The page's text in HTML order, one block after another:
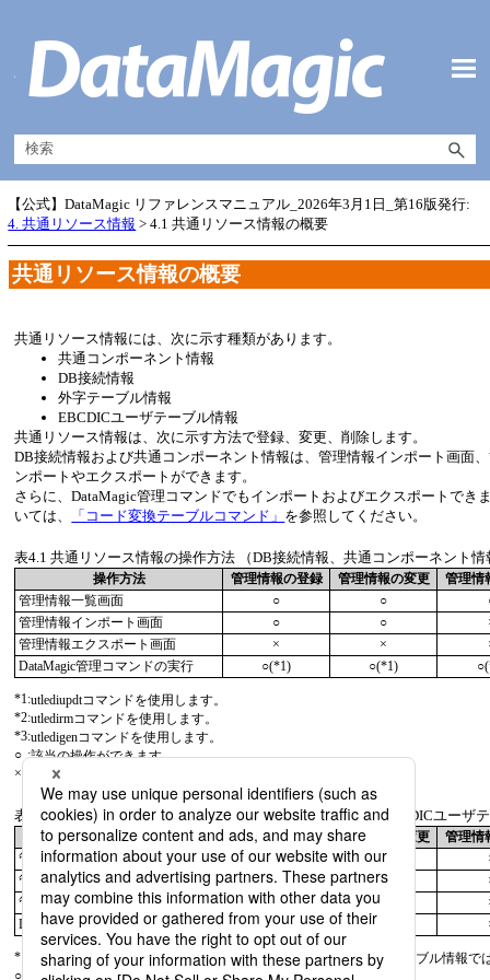
【公式】DataMagic リファレンスマニュアル_2026年3月1日_第16版発行:
4. 共通リソース情報 >4.1 共通リソース情報の概要
共通リソース情報の概要
共通リソース情報には、次に示す種類があります。
共通コンポーネント情報
DB接続情報
外字テーブル情報
EBCDICユーザテーブル情報
共通リソース情報は、次に示す方法で登録、変更、削除します。
DB接続情報および共通コンポーネント情報は、管理情報インポート画面
ンポートやエクスポートができます。
さらに、DataMagic管理コマンドでもインポートおよびエクスポートでき
いては、
「コード変換テーブルコマンド」 を参照してください。
表4.1共通リソース情報の操作方法 （DB接続情報、共通コンポーネント情
操作方法 管理情報の登録 管理情報の変更
管理情
管理情報一覧画面
○ ○
管理情報インポート画面
○ ○
管理情報エクスポート画面
× ×
DataMagic管理コマンドの実行
○(*1) ○(*1)
*1:utlediupdtコマンドを使用します。
*2:utledirmコマンドを使用します。
*3:utledigenコマンドを使用します。
○ :該当の操作ができます。
×
該当の操作はできません。
表4.2共通リソース情報の操作方法 （外字テーブル情報、EBCDICユーザ
操作方法 管理情報の登録 管理情報の変更
管理情
管理情報一覧画面(*1)
○ ○
管理情報インポート画面
× ×
管理情報エクスポート画面
×
DataMagic管理コマンドの実行
○(*1) ○(*1)
*1
外字テーブル情報ではutledgtfextdコマンドを、EBCDICユーザテーブル情報で
○
該当の操作ができます。